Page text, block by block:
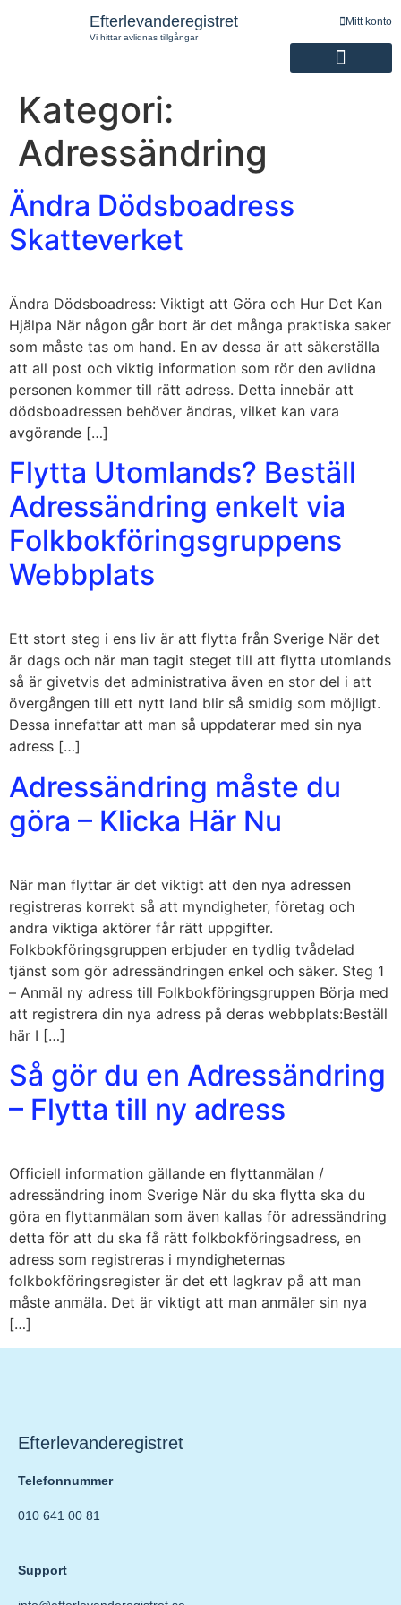
Efterlevanderegistret
Vi hittar avlidnas tillgångar
Mitt konto
Kategori:
Adressändring
Ändra Dödsboadress
Skatteverket
Ändra Dödsboadress: Viktigt att Göra och Hur Det Kan
Hjälpa När någon går bort är det många praktiska saker
som måste tas om hand. En av dessa är att säkerställa
att all post och viktig information som rör den avlidna
personen kommer till rätt adress. Detta innebär att
dödsboadressen behöver ändras, vilket kan vara
avgörande […]
Flytta Utomlands? Beställ
Adressändring enkelt via
Folkbokföringsgruppens
Webbplats
Ett stort steg i ens liv är att flytta från Sverige När det
är dags och när man tagit steget till att flytta utomlands
så är givetvis det administrativa även en stor del i att
övergången till ett nytt land blir så smidig som möjligt.
Dessa innefattar att man så uppdaterar med sin nya
adress […]
Adressändring måste du
göra – Klicka Här Nu
När man flyttar är det viktigt att den nya adressen
registreras korrekt så att myndigheter, företag och
andra viktiga aktörer får rätt uppgifter.
Folkbokföringsgruppen erbjuder en tydlig tvådelad
tjänst som gör adressändringen enkel och säker. Steg 1
– Anmäl ny adress till Folkbokföringsgruppen Börja med
att registrera din nya adress på deras webbplats:Beställ
här I […]
Så gör du en Adressändring
– Flytta till ny adress
Officiell information gällande en flyttanmälan /
adressändring inom Sverige När du ska flytta ska du
göra en flyttanmälan som även kallas för adressändring
detta för att du ska få rätt folkbokföringsadress, en
adress som registreras i myndigheternas
folkbokföringsregister är det ett lagkrav på att man
måste anmäla. Det är viktigt att man anmäler sin nya
[…]
Efterlevanderegistret
Telefonnummer
010 641 00 81
Support